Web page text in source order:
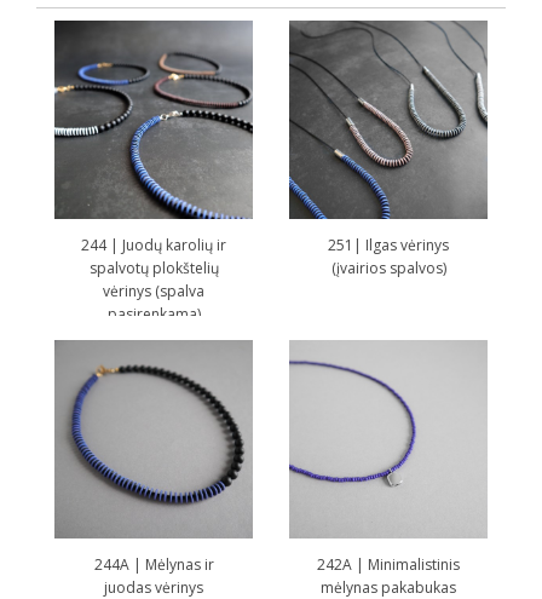
244 | Juodų karolių ir
spalvotų plokštelių
vėrinys (spalva
pasirenkama)
251| Ilgas vėrinys
(įvairios spalvos)
244A | Mėlynas ir
juodas vėrinys
242A | Minimalistinis
mėlynas pakabukas